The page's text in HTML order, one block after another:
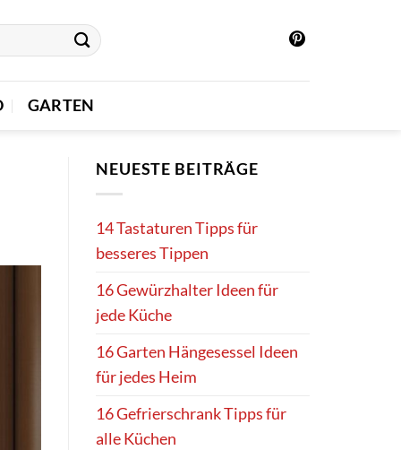
GARTEN
NEUESTE BEITRÄGE
14 Tastaturen Tipps für
besseres Tippen
16 Gewürzhalter Ideen für
jede Küche
16 Garten Hängesessel Ideen
für jedes Heim
16 Gefrierschrank Tipps für
alle Küchen